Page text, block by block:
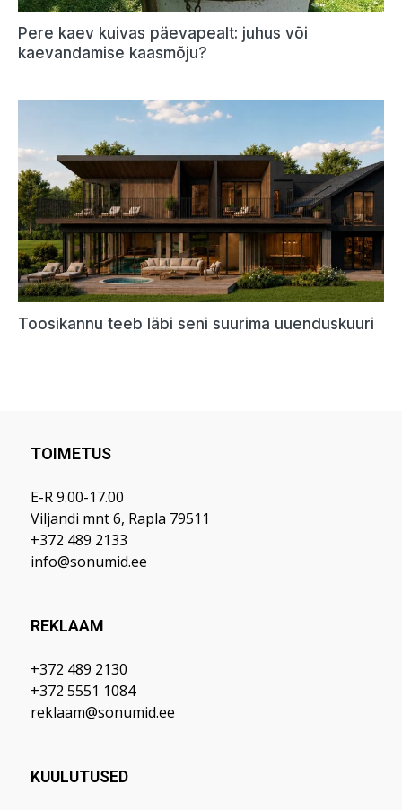
TOIMETUS
E-R 9.00-17.00
Viljandi mnt 6, Rapla 79511
+372 489 2133
info@sonumid.ee
REKLAAM
+372 489 2130
+372 5551 1084
reklaam@sonumid.ee
KUULUTUSED